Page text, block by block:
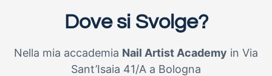
Dove si Svolge?
Nella mia accademia Nail Artist Academy in Via
Sant’Isaia 41/A a Bologna